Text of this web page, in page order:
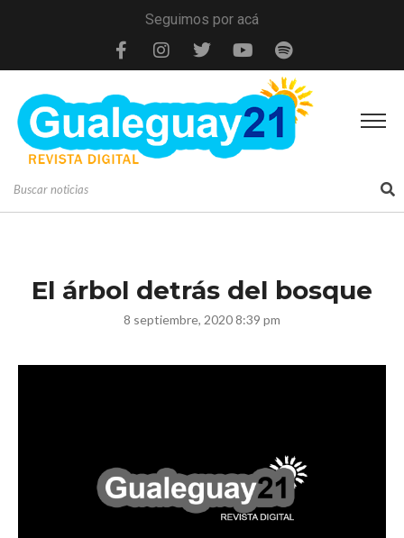
Seguimos por acá
El árbol detrás del bosque
8 septiembre, 2020 8:39 pm